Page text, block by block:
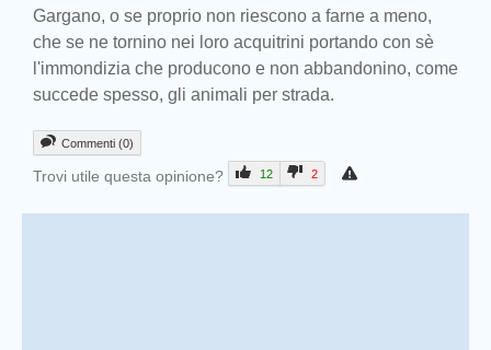
Gargano, o se proprio non riescono a farne a meno,
che se ne tornino nei loro acquitrini portando con sè
l'immondizia che producono e non abbandonino, come
succede spesso, gli animali per strada.
Commenti (0)
Trovi utile questa opinione? 12 2